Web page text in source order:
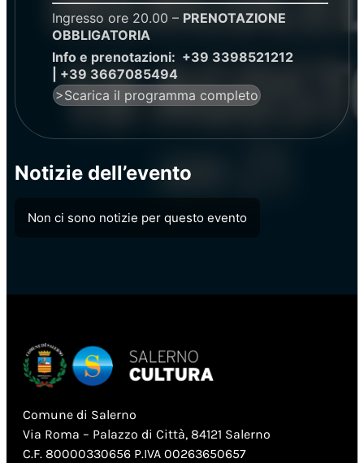
Ingresso ore 20.00 – PRENOTAZIONE
OBBLIGATORIA
Info e prenotazioni: +39 3398521212
| +39 3667085494
>Scarica il programma completo
Notizie dell’evento
Non ci sono notizie per questo evento
Comune di Salerno
Via Roma – Palazzo di Città, 84121 Salerno
C.F. 80000330656 P.IVA 00263650657